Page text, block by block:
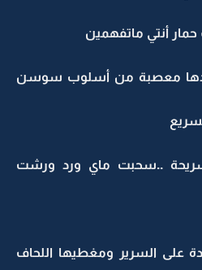
أنتي ماتفهمين
معصبة من أسلوب سوسن
..سحبت ماي ورد ورشت
على السرير ومغطيها اللحاف